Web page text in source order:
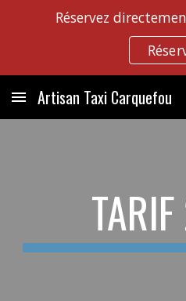
Réservez
Artisan Taxi Carquefou